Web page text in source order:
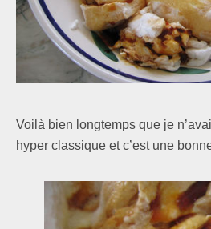
Voilà bien longtemps que je
hyper classique et c’est une